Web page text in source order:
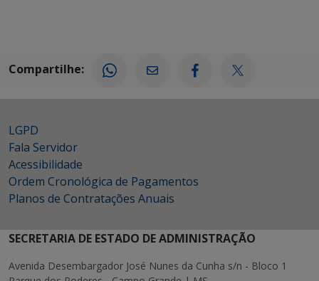
Compartilhe:
LGPD
Fala Servidor
Acessibilidade
Ordem Cronológica de Pagamentos
Planos de Contratações Anuais
SECRETARIA DE ESTADO DE ADMINISTRAÇÃO
Avenida Desembargador José Nunes da Cunha s/n - Bloco 1